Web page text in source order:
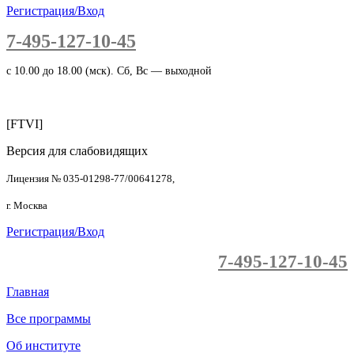
Регистрация/Вход
7-495-127-10-45
c 10.00 до 18.00 (мск). Сб, Вс — выходной
[FTVI]
Версия для слабовидящих
Лицензия № 035-01298-77/00641278,
г. Москва
Регистрация/Вход
7-495-127-10-45
Главная
Все программы
Об институте